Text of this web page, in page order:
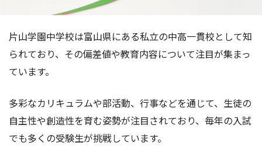
片山学園中学校は富山県にある私立の中高一貫校として知
られており、その偏差値や教育内容について注目が集まっ
ています。
多彩なカリキュラムや部活動、行事などを通じて、生徒の
自主性や創造性を育む姿勢が注目されており、毎年の入試
でも多くの受験生が挑戦しています。